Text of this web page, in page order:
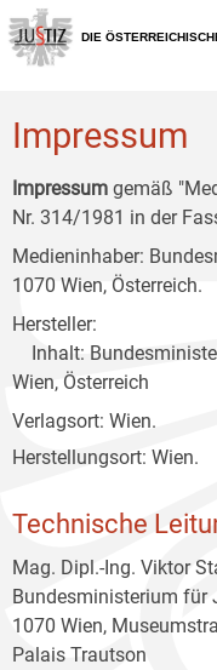
Zur
Hauptnavigation
[1]
Zum
Inhalt
[2]
Zum
Untermenü
[3]
DIE
Impressum
Impressum gemäß
Nr. 314/1981 in der
Medieninhaber:
1070 Wien, Österreich.
Hersteller:
Inhalt:
Wien, Österreich
Verlagsort: Wien.
Herstellungsort: Wien.
Technische
Mag. Dipl.-Ing. Viktor
Bundesministerium für
1070 Wien,
Palais Trautson